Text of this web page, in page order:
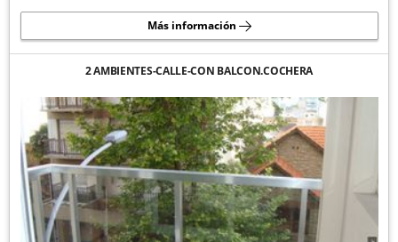
Más información
2 AMBIENTES-CALLE-CON BALCON.COCHERA